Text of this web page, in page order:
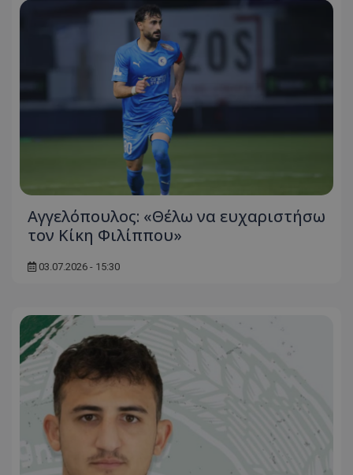
Αγγελόπουλος: «Θέλω να ευχαριστήσω
τον Κίκη Φιλίππου»
03.07.2026 - 15:30